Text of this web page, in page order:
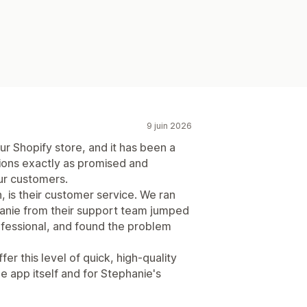
9 juin 2026
Shopify store, and it has been a
exactly as promised and
customers.
is their customer service. We ran
from their support team jumped
and found the problem
this level of quick, high-quality
app itself and for Stephanie's